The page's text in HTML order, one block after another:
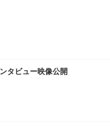
タビュー映像公開